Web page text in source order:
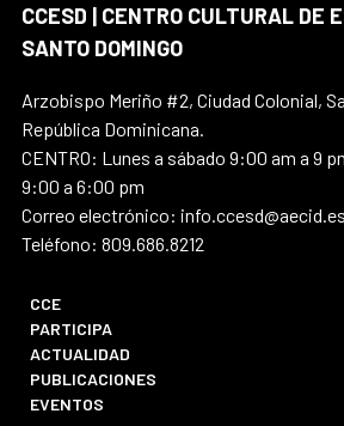
CCESD | CENTRO CULTURAL DE
SANTO DOMINGO
Arzobispo Meriño #2, Ciudad Colonial,
República Dominicana.
CENTRO: Lunes a sábado 9:00 am a 9
9:00 a 6:00 pm
Correo electrónico: info.ccesd@aecid.es
Teléfono: 809.686.8212
CCE
PARTICIPA
ACTUALIDAD
PUBLICACIONES
EVENTOS